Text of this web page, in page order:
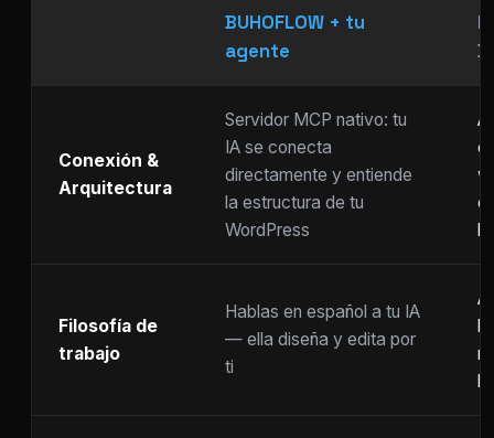
BUHOFLOW + tu
agente
Conexión &
Arquitectura
Servidor MCP nativo: tu
IA se conecta
directamente y entiende
la estructura de tu
WordPress
Filosofía de
trabajo
Hablas en español a tu IA
— ella diseña y edita por
ti